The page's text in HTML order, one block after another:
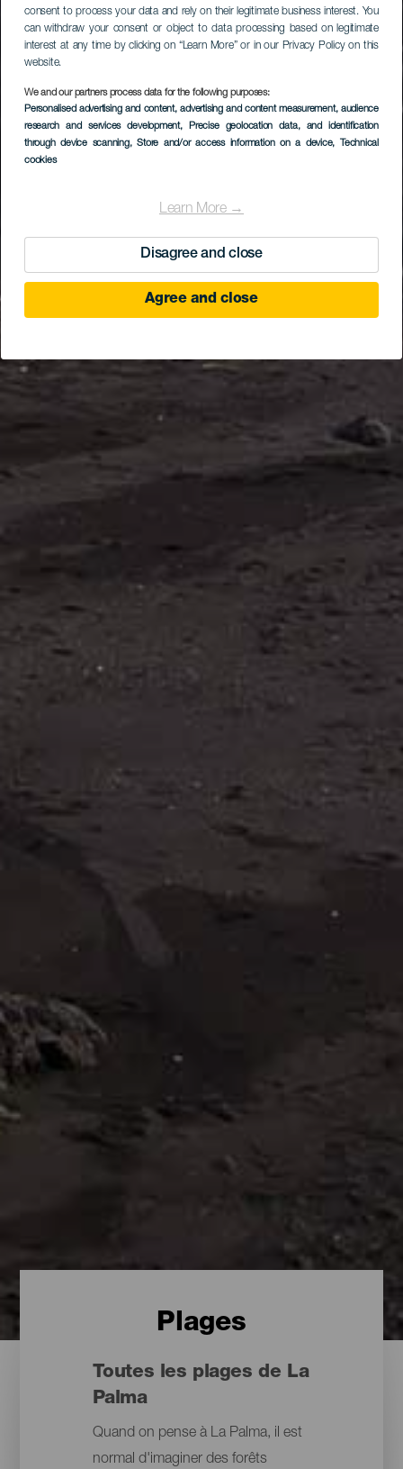
consent to process your data and rely on their legitimate business interest. You
can withdraw your consent or object to data processing based on legitimate
interest at any time by clicking on “Learn More” or in our Privacy Policy on this
website.
We and our partners process data for the following purposes:
Personalised advertising and content, advertising and content measurement, audience
research and services development, Precise geolocation data, and identification
through device scanning, Store and/or access information on a device, Technical
cookies
Learn More →
Disagree and close
Agree and close
Plages
Toutes les plages de La
Palma
Quand on pense à La Palma, il est
normal d'imaginer des forêts